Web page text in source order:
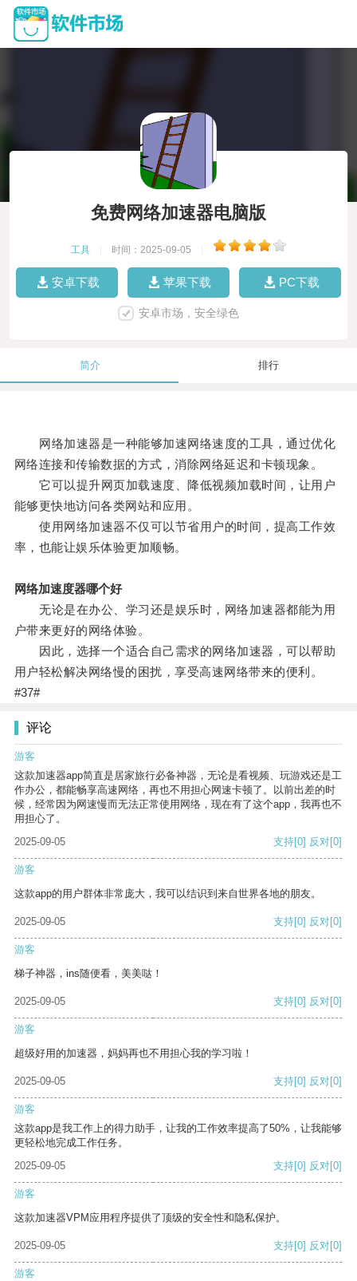
免费网络加速器电脑版
工具 时间：2025-09-05
安卓下载 苹果下载 PC下载
安卓市场，安全绿色
简介 排行
网络加速器是一种能够加速网络速度的工具，通过优化
网络连接和传输数据的方式，消除网络延迟和卡顿现象。
它可以提升网页加载速度、降低视频加载时间，让用户
能够更快地访问各类网站和应用。
使用网络加速器不仅可以节省用户的时间，提高工作效
率，也能让娱乐体验更加顺畅。
网络加速度器哪个好
无论是在办公、学习还是娱乐时，网络加速器都能为用
户带来更好的网络体验。
因此，选择一个适合自己需求的网络加速器，可以帮助
用户轻松解决网络慢的困扰，享受高速网络带来的便利。
#37#
评论
游客
这款加速器app简直是居家旅行必备神器，无论是看视频、玩游戏还是工
作办公，都能畅享高速网络，再也不用担心网速卡顿了。以前出差的时
候，经常因为网速慢而无法正常使用网络，现在有了这个app，我再也不
用担心了。
2025-09-05
支持[0] 反对[0]
游客
这款app的用户群体非常庞大，我可以结识到来自世界各地的朋友。
2025-09-05 支持[0] 反对[0]
游客
梯子神器，ins随便看，美美哒！
2025-09-05 支持[0] 反对[0]
游客
超级好用的加速器，妈妈再也不用担心我的学习啦！
2025-09-05 支持[0] 反对[0]
游客
这款app是我工作上的得力助手，让我的工作效率提高了50%，让我能够
更轻松地完成工作任务。
2025-09-05
支持[0] 反对[0]
游客
这款加速器VPM应用程序提供了顶级的安全性和隐私保护。
2025-09-05 支持[0] 反对[0]
游客